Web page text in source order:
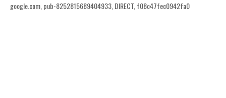
google.com, pub-8252815689404933, DIRECT, f08c47fec0942fa0